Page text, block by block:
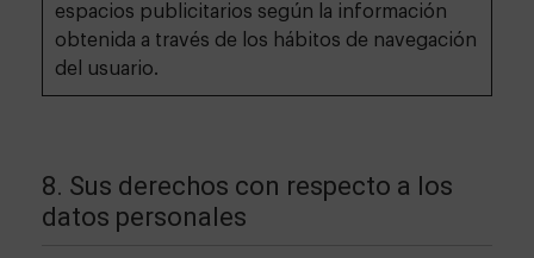
espacios publicitarios según la información
obtenida a través de los hábitos de navegación
del usuario.
8. Sus derechos con respecto a los
datos personales